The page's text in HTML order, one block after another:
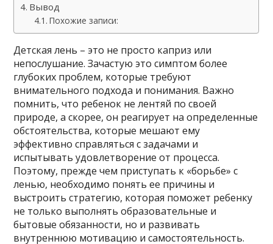
Вывод
Похожие записи:
Детская лень – это не просто каприз или
непослушание. Зачастую это симптом более
глубоких проблем, которые требуют
внимательного подхода и понимания. Важно
помнить, что ребенок не лентяй по своей
природе, а скорее, он реагирует на определенные
обстоятельства, которые мешают ему
эффективно справляться с задачами и
испытывать удовлетворение от процесса.
Поэтому, прежде чем приступать к «борьбе» с
ленью, необходимо понять ее причины и
выстроить стратегию, которая поможет ребенку
не только выполнять образовательные и
бытовые обязанности, но и развивать
внутреннюю мотивацию и самостоятельность.